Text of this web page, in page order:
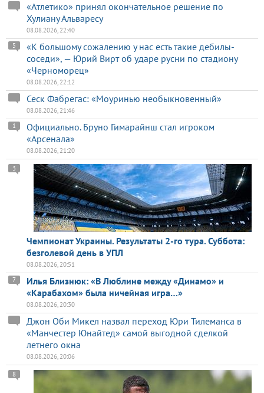
«Атлетико» принял окончательное решение по
Хулиану Альваресу
08.08.2026, 22:40
«К большому сожалению у нас есть такие дебилы-
соседи», — Юрий Вирт об ударе русни по стадиону
«Черноморец»
5
08.08.2026, 22:12
Сеск Фабрегас: «Моуринью необыкновенный»
08.08.2026, 21:46
Официально. Бруно Гимарайнш стал игроком
«Арсенала»
1
08.08.2026, 21:20
Чемпионат Украины. Результаты 2-го тура. Суббота:
безголевой день в УПЛ
3
08.08.2026, 20:51
Илья Близнюк: «В Люблине между «Динамо» и
«Карабахом» была ничейная игра…»
7
08.08.2026, 20:30
Джон Оби Микел назвал переход Юри Тилеманса в
«Манчестер Юнайтед» самой выгодной сделкой
летнего окна
08.08.2026, 20:06
8